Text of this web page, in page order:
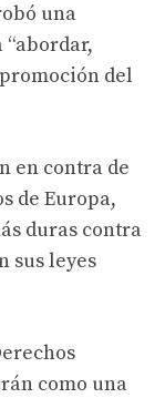
una
del
en contra de
de Europa,
duras contra
sus leyes
como una